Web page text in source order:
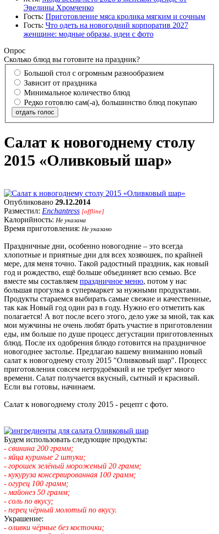
Эвелины Хромченко
Гость: Приготовление мяса кролика мягким и сочным
Гость: Что одеть на новогодний корпоратив 2027
женщине: модные образы, идеи с фото
Опрос
Сколько блюд вы готовите на праздник?
Большой стол с огромным разнообразием
Зависит от праздника
Минимальное количество блюд
Редко готовлю сам(-а), большинство блюд покупаю
отдать голос
Салат к новогоднему столу
2015 «Оливковый шар»
Опубликовано 29.12.2014
Разместил: Enchantress [offline]
Калорийность: Не указана
Время приготовления: Не указано
Праздничные дни, особенно новогодние – это всегда
хлопотные и приятные дни для всех хозяюшек, по крайней
мере, для меня точно. Такой радостный праздник, как новый
год и рождество, ещё больше объединяет всю семью. Все
вместе мы составляем праздничное меню, потом у нас
большая прогулка в супермаркет за нужными продуктами.
Продукты стараемся выбирать самые свежие и качественные,
так как Новый год один раз в году. Нужно его отметить как
полагается! А вот после всего этого, дело уже за мной, так как
мои мужчины не очень любят брать участие в приготовлении
еды, им больше по душе процесс дегустации приготовленных
блюд. После их одобрения блюдо готовится на праздничное
новогоднее застолье. Предлагаю вашему вниманию новый
салат к новогоднему столу 2015 "Оливковый шар". Процесс
приготовления совсем нетрудоёмкий и не требует много
времени. Салат получается вкусный, сытный и красивый.
Если вы готовы, начинаем.
Салат к новогоднему столу 2015 - рецепт с фото.
Будем использовать следующие продукты:
- свинина 200 грамм;
- яйца куриные 2 штуки;
- горошек зелёный мороженый 20 грамм;
- кукуруза консервированная 100 грамм;
- огурец 100 грамм;
- майонез 50 грамм;
- соль по вкусу;
- перец чёрный молотый по вкусу.
Украшение:
- оливки чёрные без косточки;